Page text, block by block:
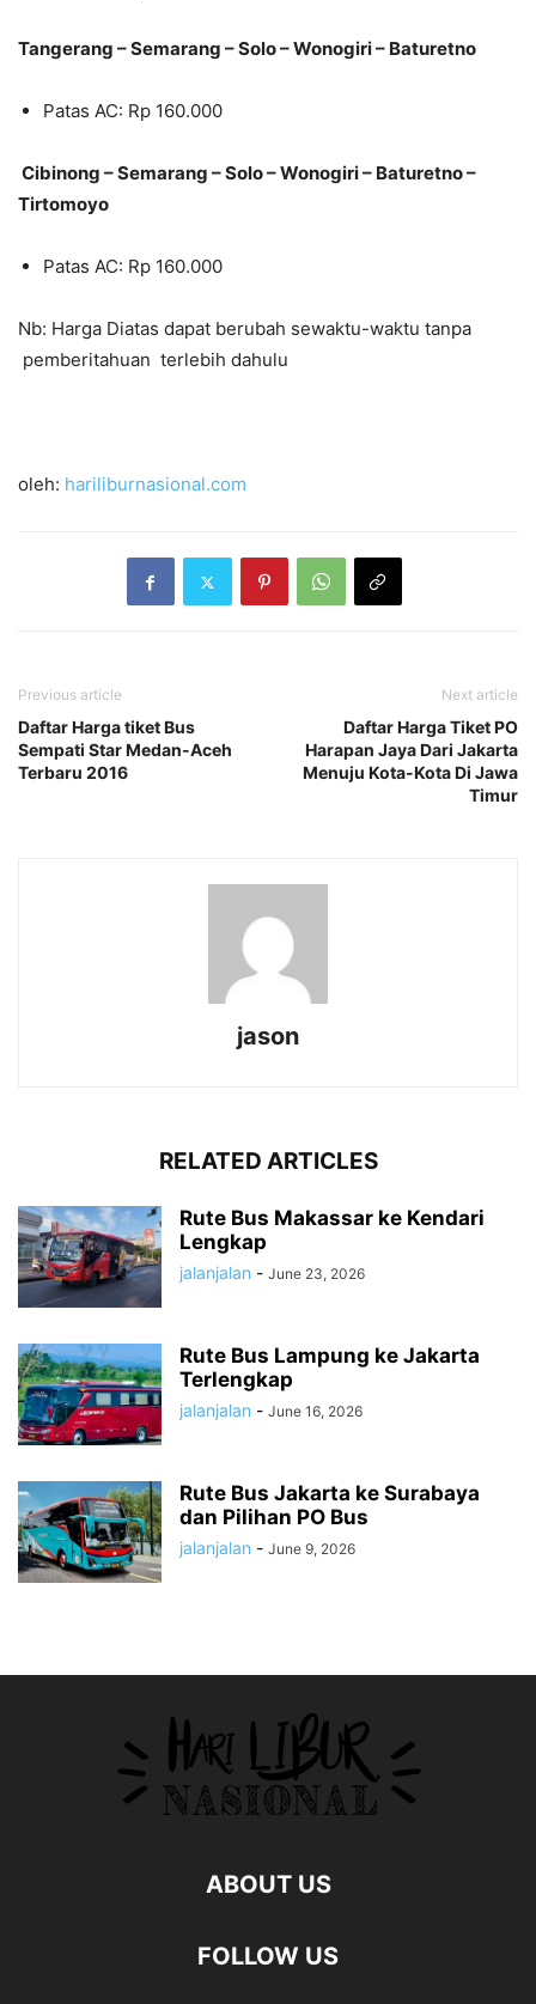
Tangerang – Semarang – Solo – Wonogiri – Baturetno
Patas AC: Rp 160.000
Cibinong – Semarang – Solo – Wonogiri – Baturetno –
Tirtomoyo
Patas AC: Rp 160.000
Nb: Harga Diatas dapat berubah sewaktu-waktu tanpa
pemberitahuan terlebih dahulu
oleh: hariliburnasional.com
Previous article
Daftar Harga tiket Bus
Sempati Star Medan-Aceh
Terbaru 2016
Next article
Daftar Harga Tiket PO
Harapan Jaya Dari Jakarta
Menuju Kota-Kota Di Jawa
Timur
jason
RELATED ARTICLES
Rute Bus Makassar ke Kendari
Lengkap
jalanjalan - June 23, 2026
Rute Bus Lampung ke Jakarta
Terlengkap
jalanjalan - June 16, 2026
Rute Bus Jakarta ke Surabaya
dan Pilihan PO Bus
jalanjalan - June 9, 2026
ABOUT US
FOLLOW US